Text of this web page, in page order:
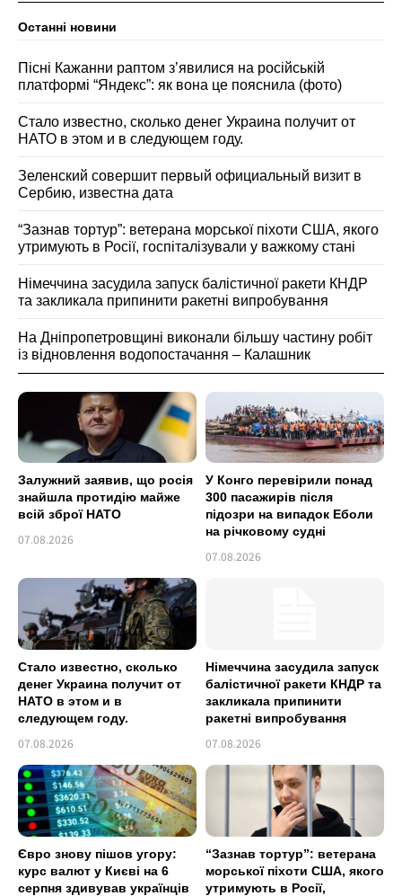
Залужний заявив, що росія
знайшла протидію майже
всій зброї НАТО
07.08.2026
У Конго перевірили понад
300 пасажирів після
підозри на випадок Еболи
на річковому судні
07.08.2026
Стало известно, сколько
денег Украина получит от
НАТО в этом и в
следующем году.
07.08.2026
Німеччина засудила запуск
балістичної ракети КНДР та
закликала припинити
ракетні випробування
07.08.2026
Євро знову пішов угору:
курс валют у Києві на 6
серпня здивував українців
“Зазнав тортур”: ветерана
морської піхоти США, якого
утримують в Росії,
Останні новини
Пісні Кажанни раптом зʼявилися на російській
платформі “Яндекс”: як вона це пояснила (фото)
Стало известно, сколько денег Украина получит от
НАТО в этом и в следующем году.
Зеленский совершит первый официальный визит в
Сербию, известна дата
“Зазнав тортур”: ветерана морської піхоти США, якого
утримують в Росії, госпіталізували у важкому стані
Німеччина засудила запуск балістичної ракети КНДР
та закликала припинити ракетні випробування
На Дніпропетровщині виконали більшу частину робіт
із відновлення водопостачання – Калашник